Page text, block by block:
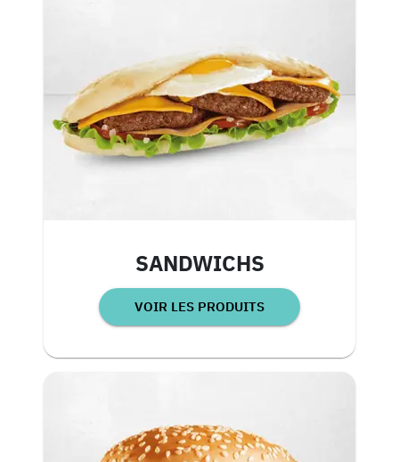
SANDWICHS
VOIR LES PRODUITS